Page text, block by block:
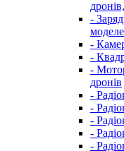
-
-
-
-
дронів
-
-
-
-
-